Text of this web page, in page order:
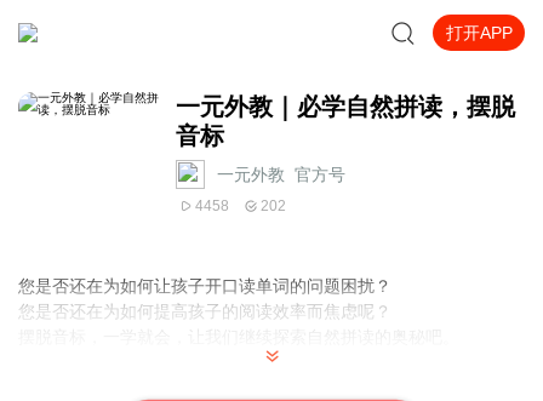
打开APP
一元外教｜必学自然拼读，摆脱
音标
一元外教_官方号
4458 202
您是否还在为如何让孩子开口读单词的问题困扰？
您是否还在为如何提高孩子的阅读效率而焦虑呢？